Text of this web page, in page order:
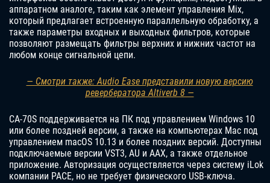
аппаратном аналоге, таким как элемент управления Mix,
который предлагает встроенную параллельную обработку, а
также параметры входных и выходных фильтров, которые
позволяют размещать фильтры верхних и нижних частот на
любом конце сигнальной цепи.
— Смотри также: Audio Ease представили новую версию
ревербератора Altiverb 8 —
CA-70S поддерживается на ПК под управлением Windows 10
или более поздней версии, а также на компьютерах Mac под
управлением macOS 10.13 и более поздних версий. Доступны
подключаемые версии VST3, AU и AAX, а также отдельное
приложение. Авторизация осуществляется через систему iLok
компании PACE, но не требует физического USB-ключа.